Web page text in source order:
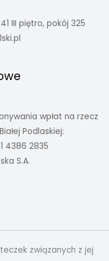
III piętro, pokój 325
wpłat na rzecz
Podlaskiej:
4386 2835
S.A.
związanych z jej